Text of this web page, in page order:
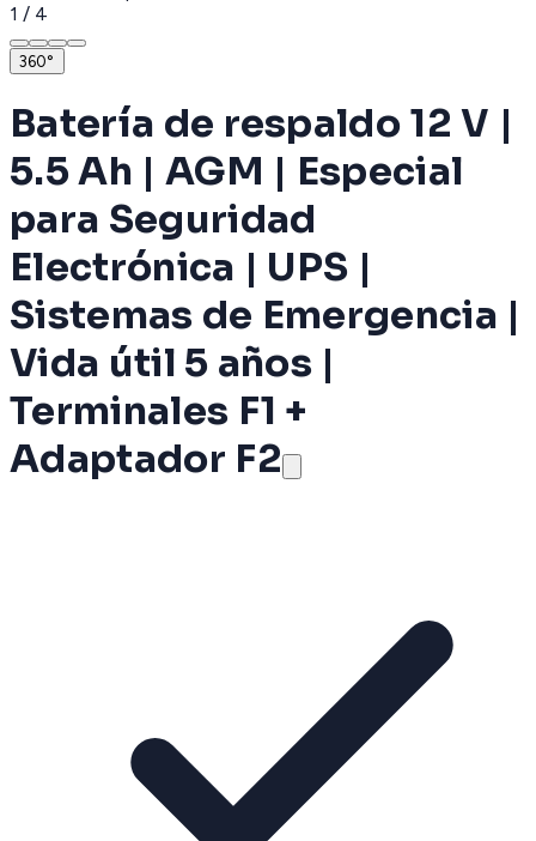
1 / 4
360°
Batería de respaldo 12 V |
5.5 Ah | AGM | Especial
para Seguridad
Electrónica | UPS |
Sistemas de Emergencia |
Vida útil 5 años |
Terminales F1 +
Adaptador F2